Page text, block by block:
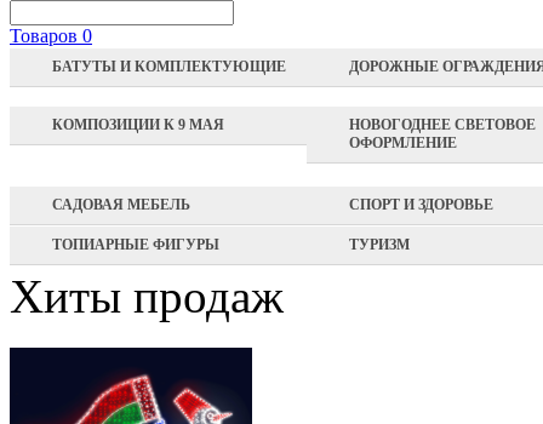
Товаров 0
БАТУТЫ И КОМПЛЕКТУЮЩИЕ ДОРОЖНЫЕ
КОМПОЗИЦИИ К 9 МАЯ
НОВОГОДНЕЕ СВЕТОВОЕ
ОФОРМЛЕНИЕ
САДОВАЯ МЕБЕЛЬ СПОРТ И ЗДОРОВЬЕ
ТОПИАРНЫЕ ФИГУРЫ ТУРИЗМ
Хиты продаж